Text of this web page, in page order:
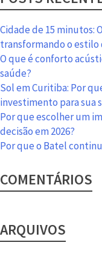
a
de
viver
Prudente
130
Cidade de 15 minutos:
transformando o estilo
O que é conforto
saúde?
Sol em Curitiba: Por
investimento para sua
Por que escolher um
decisão em 2026?
Por que o Batel
COMENTÁRIOS
ARQUIVOS